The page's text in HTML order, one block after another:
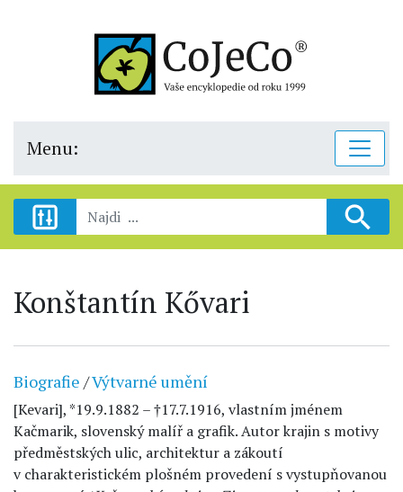
Menu:
Konštantín Kővari
Biografie /Výtvarné umění
[Kevari], *19.9.1882 – †17.7.1916, vlastním jménem
Kačmarik, slovenský malíř a grafik. Autor krajin s motivy
předměstských ulic, architektur a zákoutí
v charakteristickém plošném provedení s vystupňovanou